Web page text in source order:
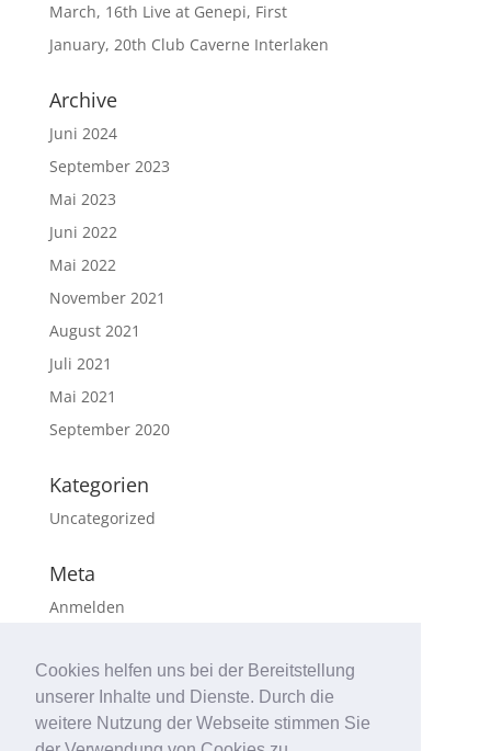
Cookies helfen uns bei der Bereitstellung
unserer Inhalte und Dienste. Durch die
weitere Nutzung der Webseite stimmen Sie
March, 16th Live at Genepi, First
January, 20th Club Caverne Interlaken
Archive
Juni 2024
September 2023
Mai 2023
Juni 2022
Mai 2022
November 2021
August 2021
Juli 2021
Mai 2021
September 2020
Kategorien
Uncategorized
Meta
Anmelden
Kommentar-Feed
WordPress.org